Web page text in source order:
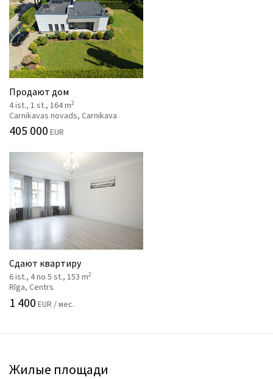
Продают дом
4 ist., 1 st., 164 m2
Carnikavas novads, Carnikava
405 000 EUR
Сдают квартиру
6 ist., 4 no 5 st., 153 m2
Rīga, Centrs
1 400 EUR / мес.
Жилые площади